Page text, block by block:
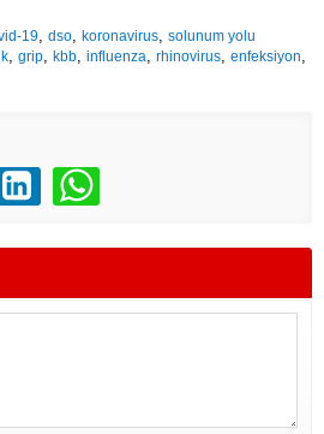
19,dso,koronavirus,solunum yolu
, grip, kbb, influenza, rhinovirus, enfeksiyon,